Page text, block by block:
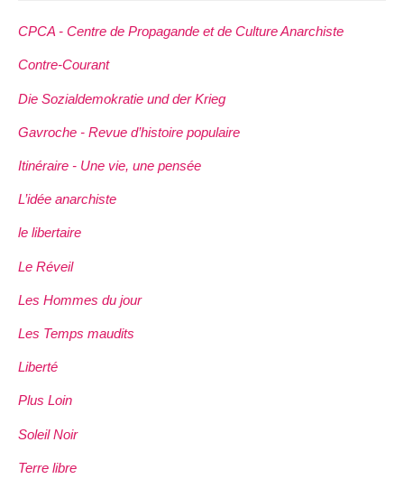
CPCA - Centre de Propagande et de Culture Anarchiste
Contre-Courant
Die Sozialdemokratie und der Krieg
Gavroche - Revue d’histoire populaire
Itinéraire - Une vie, une pensée
L’idée anarchiste
le libertaire
Le Réveil
Les Hommes du jour
Les Temps maudits
Liberté
Plus Loin
Soleil Noir
Terre libre